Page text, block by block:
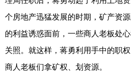
个房地产迅猛发展的时期，矿产资
的利益诱惑面前，一些商人老板处
关照。就这样，蒋勇利用手中的职
商人老板们拿矿权、划资源。